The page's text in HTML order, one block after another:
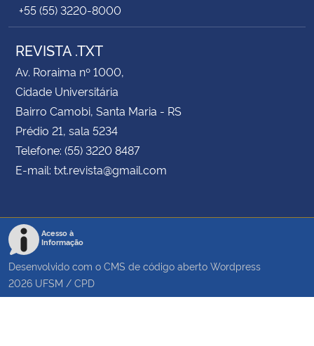
+55 (55) 3220-8000
REVISTA .TXT
Av. Roraima nº 1000,
Cidade Universitária
Bairro Camobi, Santa Maria - RS
Prédio 21, sala 5234
Telefone: (55) 3220 8487
E-mail: txt.revista@gmail.com
Acesso à
Informação
Desenvolvido com o CMS de código aberto Wordpress
2026 UFSM / CPD